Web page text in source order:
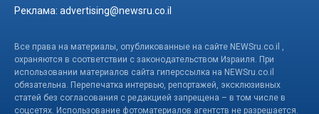
Реклама: advertising@newsru.co.il
Все права на материалы, опубликованные на сайте NEWSru.co.il ,
охраняются в соответствии с законодательством Израиля. При
использовании материалов сайта гиперссылка на NEWSru.co.il
обязательна. Перепечатка интервью, репортажей, эксклюзивных
статей без согласования с редакцией запрещена – в том числе в
соцсетях. Использование фотоматериалов агентств не разрешается.